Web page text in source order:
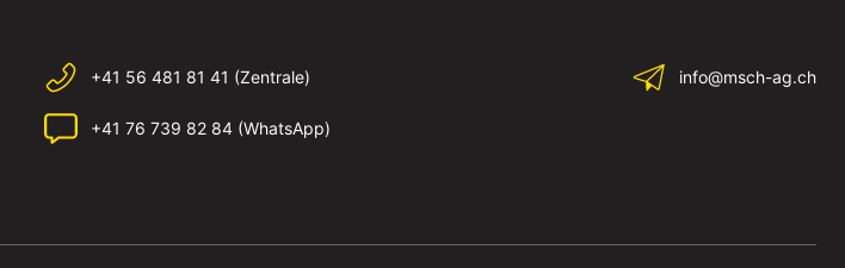
+41 56 481 81 41 (Zentrale)
+41 76 739 82 84 (WhatsApp)
info@msch-ag.ch